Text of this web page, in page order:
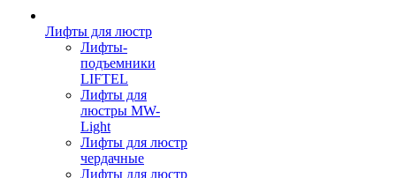
Лифты для люстр
Лифты-
подъемники
LIFTEL
Лифты для
люстры MW-
Light
Лифты для люстр
чердачные
Лифты для люстр